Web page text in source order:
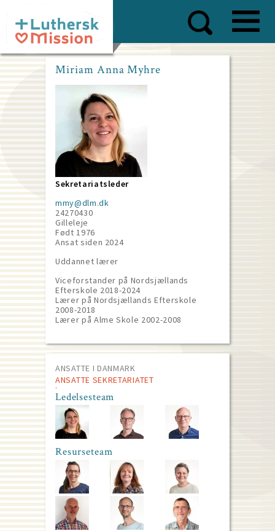
main
content
Miriam Anna Myhre
Sekretariatsleder
mmy@dlm.dk
24270430
Gilleleje
Født 1976
Ansat siden 2024
Uddannet lærer
Viceforstander på Nordsjællands
Efterskole 2018-2024
Lærer på Nordsjællands Efterskole
2008-2018
Lærer på Alme Skole 2002-2008
ANSATTE I DANMARK
ANSATTE SEKRETARIATET
Ledelsesteam
Resurseteam